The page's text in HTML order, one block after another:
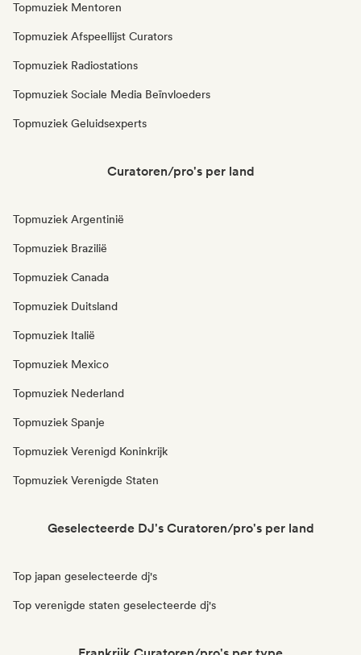
Topmuziek Mentoren
Topmuziek Afspeellijst Curators
Topmuziek Radiostations
Topmuziek Sociale Media Beïnvloeders
Topmuziek Geluidsexperts
Curatoren/pro's per land
Topmuziek Argentinië
Topmuziek Brazilië
Topmuziek Canada
Topmuziek Duitsland
Topmuziek Italië
Topmuziek Mexico
Topmuziek Nederland
Topmuziek Spanje
Topmuziek Verenigd Koninkrijk
Topmuziek Verenigde Staten
Geselecteerde DJ's Curatoren/pro's per land
Top japan geselecteerde dj's
Top verenigde staten geselecteerde dj's